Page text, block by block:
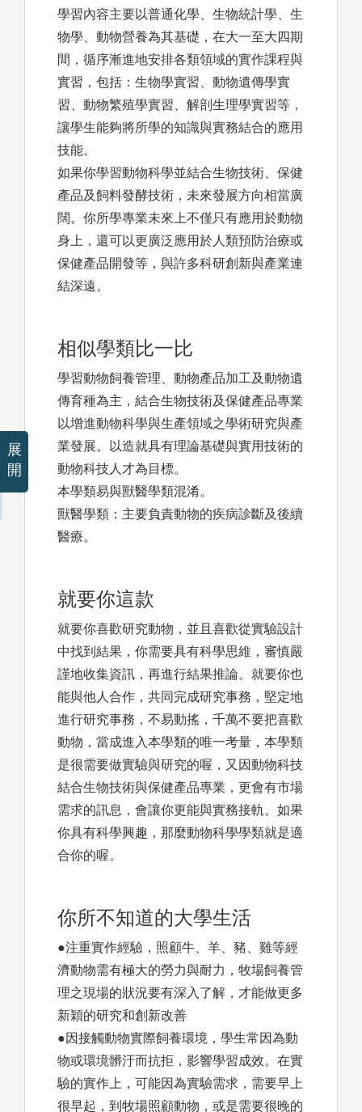
學習內容主要以普通化學、生物統計學、生
物學、動物營養為其基礎，在大一至大四期
間，循序漸進地安排各類領域的實作課程與
實習，包括：生物學實習、動物遺傳學實
習、動物繁殖學實習、解剖生理學實習等，
讓學生能夠將所學的知識與實務結合的應用
技能。
如果你學習動物科學並結合生物技術、保健
產品及飼料發酵技術，未來發展方向相當廣
闊。你所學專業未來上不僅只有應用於動物
身上，還可以更廣泛應用於人類預防治療或
保健產品開發等，與許多科研創新與產業連
結深遠。
相似學類比一比
學習動物飼養管理、動物產品加工及動物遺
傳育種為主，結合生物技術及保健產品專業
以增進動物科學與生產領域之學術研究與產
業發展。以造就具有理論基礎與實用技術的
動物科技人才為目標。
本學類易與獸醫學類混淆。
獸醫學類：主要負責動物的疾病診斷及後續
醫療。
就要你這款
就要你喜歡研究動物，並且喜歡從實驗設計
中找到結果，你需要具有科學思維，審慎嚴
謹地收集資訊，再進行結果推論。就要你也
能與他人合作，共同完成研究事務，堅定地
進行研究事務，不易動搖，千萬不要把喜歡
動物，當成進入本學類的唯一考量，本學類
是很需要做實驗與研究的喔，又因動物科技
結合生物技術與保健產品專業，更會有市場
需求的訊息，會讓你更能與實務接軌。如果
你具有科學興趣，那麼動物科學學類就是適
合你的喔。
你所不知道的大學生活
●注重實作經驗，照顧牛、羊、豬、雞等經
濟動物需有極大的勞力與耐力，牧場飼養管
理之現場的狀況要有深入了解，才能做更多
新穎的研究和創新改善
●因接觸動物實際飼養環境，學生常因為動
物或環境髒汙而抗拒，影響學習成效。在實
驗的實作上，可能因為實驗需求，需要早上
很早起，到牧場照顧動物，或是需要很晚的
展
開